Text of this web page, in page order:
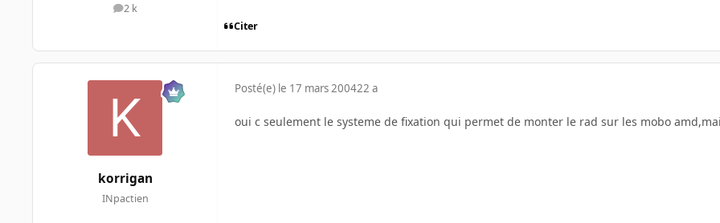
2 k
messages
Citer
korrigan
INpactien
Posté(e) le 17 mars 200422 a
oui c seulement le systeme de fixation qui permet de monter le rad sur les mobo